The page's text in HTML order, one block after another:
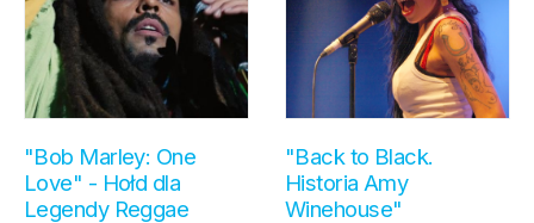
"Bob Marley: One
Love" - Hołd dla
Legendy Reggae
"Back to Black.
Historia Amy
Winehouse"